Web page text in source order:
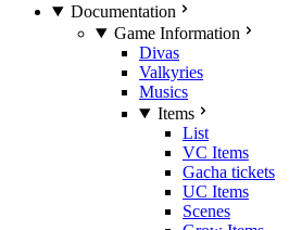
Documentation
Game Information
Divas
Valkyries
Musics
Items
List
VC Items
Gacha tickets
UC Items
Scenes